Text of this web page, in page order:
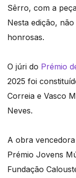
Sêrro, com a
Nesta edição,
honrosas.
O júri do Prémio
2025 foi
Correia e Vasco
Neves.
A obra vencedora
Prémio Jovens
Fundação